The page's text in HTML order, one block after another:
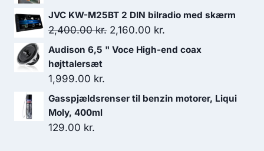
oprindelige
pris
148.00 kr..
aktuelle
pris
133.20 kr..
JVC KW-M25BT 2 DIN bilradio med skærm
2,400.00kr. Den
oprindelige
2,400.00 kr..
2,160.00 kr.
aktuelle
2,160.00 kr..
Audison 6,5 " Voce High-end coax
højttalersæt
1,999.00 kr.
Gasspjældsrenser til benzin motorer, Liqui
Moly, 400ml
129.00 kr.